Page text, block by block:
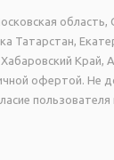
область,
Татарстан,
Край,
офертой. Не
пользователя